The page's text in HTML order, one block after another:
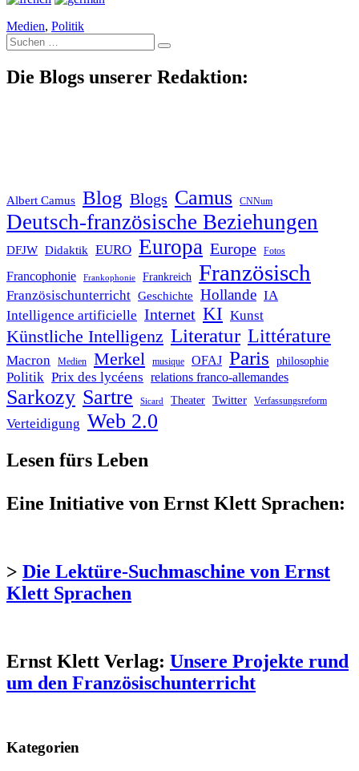
Medien, Politik
Suche
nach:
Die Blogs unserer Redaktion:
Albert Camus Blog Blogs Camus CNNum
Deutsch-französische Beziehungen
DFJW Didaktik EURO Europa Europe Fotos
Francophonie Frankophonie Frankreich Französisch
Französischunterricht Geschichte Hollande IA
Intelligence artificielle Internet KI Kunst
Künstliche Intelligenz Literatur Littérature
Macron Medien Merkel musique OFAJ Paris philosophie
Politik Prix des lycéens relations franco-allemandes
Sarkozy Sartre Sicard Theater Twitter Verfassungsreform
Verteidigung Web 2.0
Lesen fürs Leben
Eine Initiative von Ernst Klett Sprachen:
> Die Lektüre-Suchmaschine von Ernst
Klett Sprachen
Ernst Klett Verlag: Unsere Projekte rund
um den Französischunterricht
Kategorien